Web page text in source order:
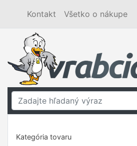
Kontakt Všetko o nákupe
Kategória tovaru